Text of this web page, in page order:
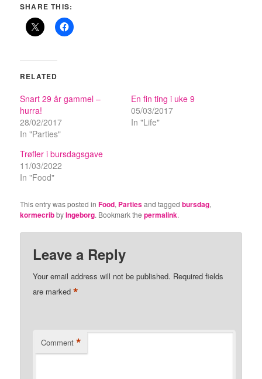
SHARE THIS:
RELATED
Snart 29 år gammel –
hurra!
28/02/2017
In "Parties"
En fin ting i uke 9
05/03/2017
In "Life"
Trøfler i bursdagsgave
11/03/2022
In "Food"
This entry was posted inFood, Partiesand taggedbursdag,
kormecribbyIngeborg. Bookmark thepermalink.
Leave a Reply
Your email address will not be published. Required fields
are marked*
Comment *